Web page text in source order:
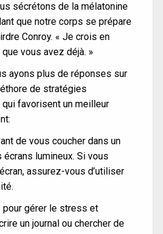
sécrétons de la mélatonine
que notre corps se prépare
Conroy. « Je crois en
vous avez déjà. »
ayons plus de réponses sur
de stratégies
favorisent un meilleur
de vous coucher dans un
lumineux. Si vous
assurez-vous d’utiliser
gérer le stress et
un journal ou chercher de